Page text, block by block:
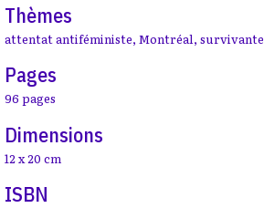
Thèmes
attentat antiféministe, Montréal, survivante
Pages
96 pages
Dimensions
12 x 20 cm
ISBN